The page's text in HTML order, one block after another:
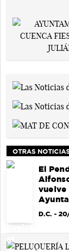
OTRAS
El
vuelve
D.C.-